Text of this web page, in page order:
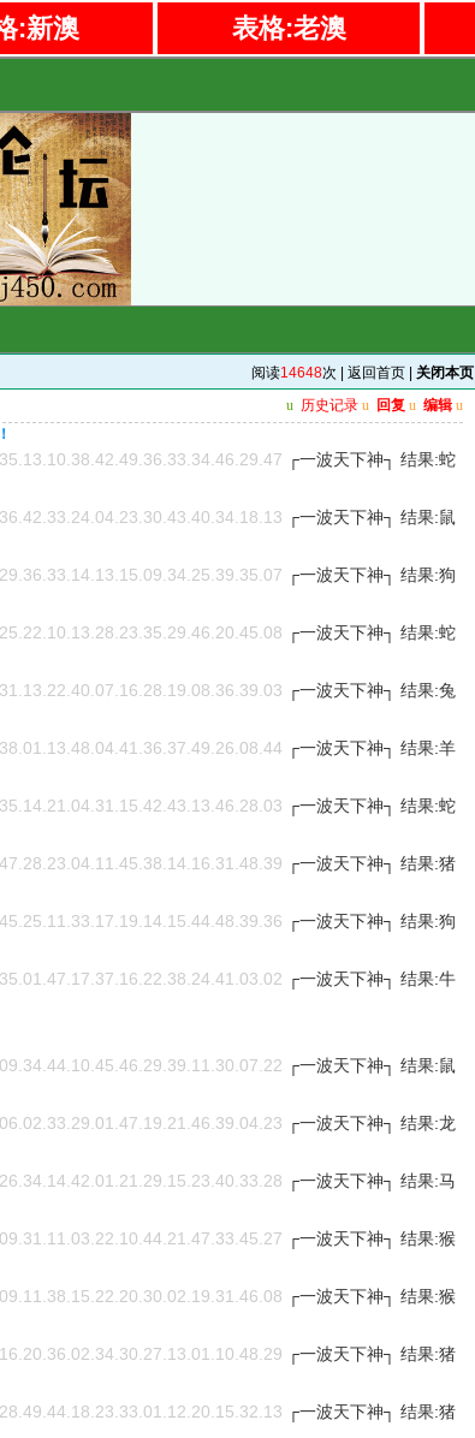
:新澳 表格:老澳
阅读14648次 | 返回首页 关闭本页
u 历史记录 u 回复 u 编辑 u
┌一波天下神┐ 结果:蛇
┌一波天下神┐ 结果:鼠
┌一波天下神┐ 结果:狗
┌一波天下神┐ 结果:蛇
┌一波天下神┐ 结果:兔
┌一波天下神┐ 结果:羊
┌一波天下神┐ 结果:蛇
┌一波天下神┐ 结果:猪
┌一波天下神┐ 结果:狗
┌一波天下神┐ 结果:牛
┌一波天下神┐ 结果:鼠
┌一波天下神┐ 结果:龙
┌一波天下神┐ 结果:马
┌一波天下神┐ 结果:猴
┌一波天下神┐ 结果:猴
┌一波天下神┐ 结果:猪
┌一波天下神┐ 结果:猪